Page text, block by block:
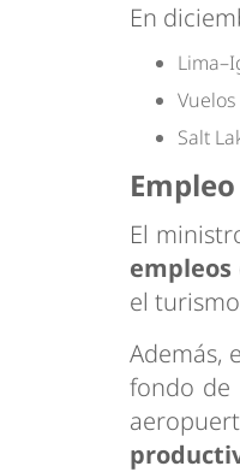
En
Salt
El
el
Además,
fondo de